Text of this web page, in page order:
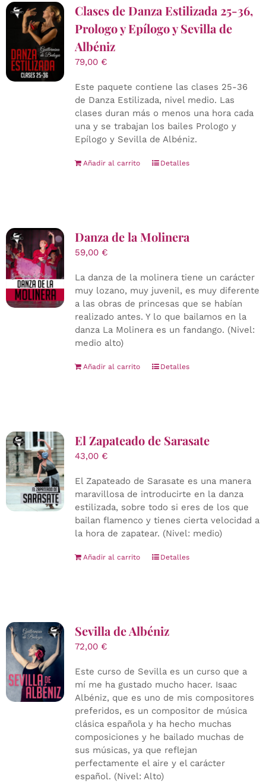
Clases de Danza Estilizada 25-36,
Prologo y Epílogo y Sevilla de
Albéniz
79,00 €
Este paquete contiene las clases 25-36
de Danza Estilizada, nivel medio. Las
clases duran más o menos una hora cada
una y se trabajan los bailes Prologo y
Epílogo y Sevilla de Albéniz.
Añadir al carrito Detalles
Danza de la Molinera
59,00 €
La danza de la molinera tiene un carácter
muy lozano, muy juvenil, es muy diferente
a las obras de princesas que se habían
realizado antes. Y lo que bailamos en la
danza La Molinera es un fandango. (Nivel:
medio alto)
Añadir al carrito Detalles
El Zapateado de Sarasate
43,00 €
El Zapateado de Sarasate es una manera
maravillosa de introducirte en la danza
estilizada, sobre todo si eres de los que
bailan flamenco y tienes cierta velocidad a
la hora de zapatear. (Nivel: medio)
Añadir al carrito Detalles
Sevilla de Albéniz
72,00 €
Este curso de Sevilla es un curso que a
mí me ha gustado mucho hacer. Isaac
Albéniz, que es uno de mis compositores
preferidos, es un compositor de música
clásica española y ha hecho muchas
composiciones y he bailado muchas de
sus músicas, ya que reflejan
perfectamente el aire y el carácter
español. (Nivel: Alto)